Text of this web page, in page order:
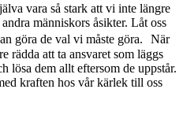
vara så stark att vi inte längre
människors åsikter. Låt oss
göra de val vi måste göra. När
rädda att ta ansvaret som läggs
lösa dem allt eftersom de uppstår.
kraften hos vår kärlek till oss